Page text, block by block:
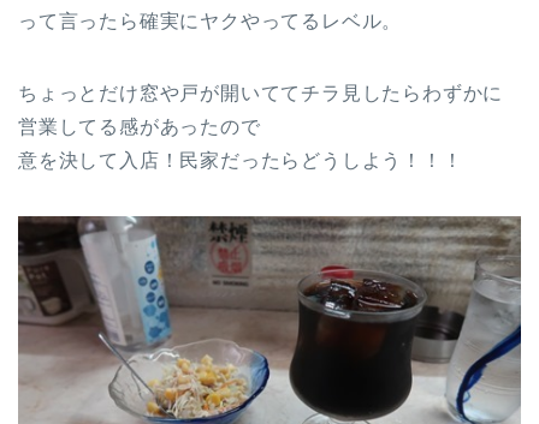
って言ったら確実にヤクやってるレベル。
ちょっとだけ窓や戸が開いててチラ見したらわずかに
営業してる感があったので
意を決して入店！民家だったらどうしよう！！！